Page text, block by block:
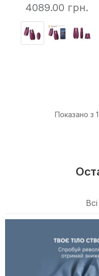
4089.00 грн.
Показано з